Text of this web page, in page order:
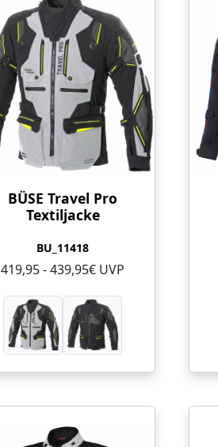
BÜSE Travel Pro
Textiljacke
BU_11418
419,95 - 439,95€ UVP